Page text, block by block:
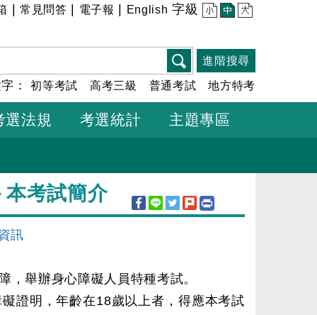
常見問答 電子報 English 字級 小 中 大
進階搜尋
字：初等考試 高考三級 普通考試 地方特考
選法規 考選統計 主題專區
考試簡介
訊
，舉辦身心障礙人員特種考試。
證明，年齡在18歲以上者，得應本考試